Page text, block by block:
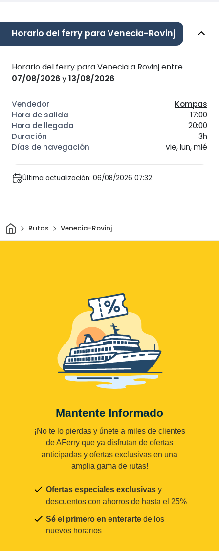
Horario del ferry para Venecia-Rovinj
Horario del ferry para Venecia a Rovinj entre
07/08/2026y13/08/2026
Kompas
17:00
20:00
3h
vie, lun, mié
Última actualización: 06/08/2026 07:32
InicioRutas Venecia-Rovinj
Mantente Informado
¡No te lo pierdas y únete a miles de clientes
de AFerry que ya disfrutan de ofertas
anticipadas y ofertas exclusivas en una
amplia gama de rutas!
Ofertas especiales exclusivas y
descuentos con ahorros de hasta el 25%
Sé el primero en enterarte de los
nuevos horarios